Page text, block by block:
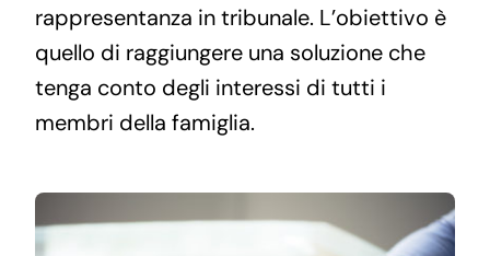
rappresentanza in tribunale. L’obiettivo è
quello di raggiungere una soluzione che
tenga conto degli interessi di tutti i
membri della famiglia.